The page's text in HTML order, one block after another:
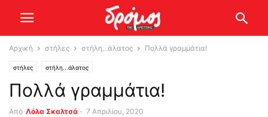
Αρχική στήλες στήλη...άλατος Πολλά γραμμάτια!
στήλες στήλη...άλατος
Πολλά γραμμάτια!
Από Λόλα Σκαλτσά - 7 Απριλίου, 2020